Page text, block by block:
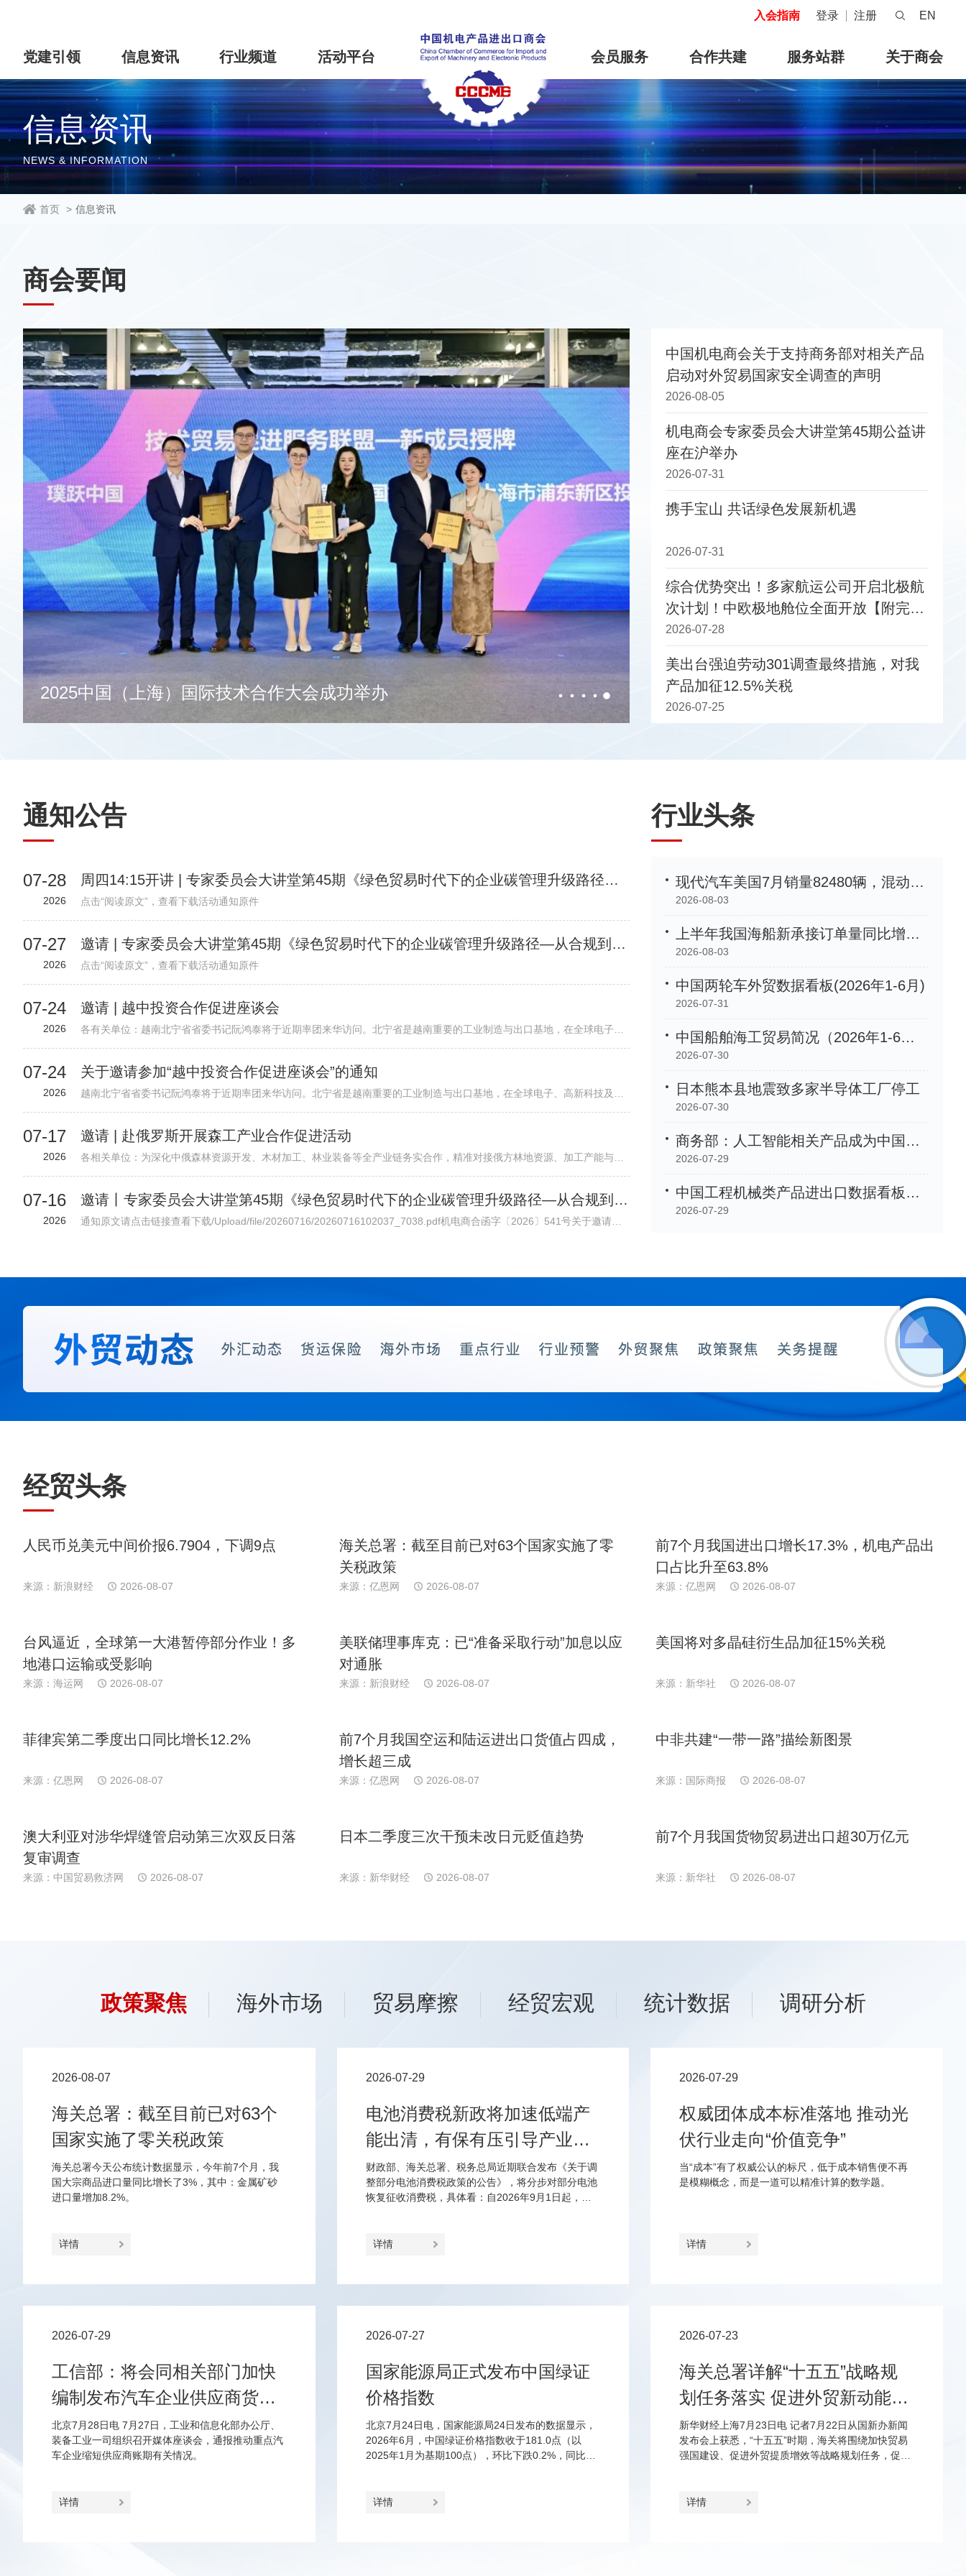
入会指南 登录 注册 EN
党建引领 信息资讯 行业频道 活动平台 会员服务 合作共建 服务站群 关于商会
信息资讯
NEWS & INFORMATION
首页 > 信息资讯
商会要闻
海）国际技术合作大会成功举办 携手宝山 共话绿色发展新机遇
中国机电商会关于支持商务部对相关产品
启动对外贸易国家安全调查的声明
2026-08-05
机电商会专家委员会大讲堂第45期公益讲
座在沪举办
2026-07-31
携手宝山 共话绿色发展新机遇
2026-07-31
综合优势突出！多家航运公司开启北极航
次计划！中欧极地舱位全面开放【附完整
船期表】
2026-07-28
美出台强迫劳动301调查最终措施，对我
产品加征12.5%关税
2026-07-25
通知公告
07-28
2026
周四14:15开讲 | 专家委员会大讲堂第45期《绿色贸易时代下的企业碳管理升级路径—从合规到竞争力》
点击“阅读原文”，查看下载活动通知原件
07-27
2026
邀请 | 专家委员会大讲堂第45期《绿色贸易时代下的企业碳管理升级路径—从合规到竞争力》
点击“阅读原文”，查看下载活动通知原件
07-24
2026
邀请 | 越中投资合作促进座谈会
各有关单位：越南北宁省省委书记阮鸿泰将于近期率团来华访问。北宁省是越南重要的工业制造与出口基地，在全球电子、高新科技及智能制造领域形成了一定产业规模。依托其地理位置、基础设施以及当地政府“与企业同行”...
07-24
2026
关于邀请参加“越中投资合作促进座谈会”的通知
越南北宁省省委书记阮鸿泰将于近期率团来华访问。北宁省是越南重要的工业制造与出口基地，在全球电子、高新科技及智能制造领域形成了一定产业规模。依托其地理位置、基础设施以及当地政府“与企业同行”的投资服务配套机制，北宁省已吸引多家跨国企业入驻，成为外资企业在越南布局的重要选项之一。 为进一步促进中国与越南地方政府间经贸交流合作，加强中国企业对越南北宁省贸易投资环境的了解，北宁省人民委员会和越南驻华大使馆将于8月24日（星期一）在北京共同举办“越中投资合作促进座谈会-北宁省:携手同行共创未来”。会议包括相关领导致辞、北宁省推介片、投资政策推介、实践案例分享、投资证书颁发仪式、省领导总结发言等多个环节，具体安排请见附件活动初步议程。 近年来，机电商会受邀配合越南方面举办多场投资、贸易与旅游促进活动，为两国企业搭建对接平台，推动了双边在经贸、投资等领域的务实合作。受越南驻华使馆委托，机电商会将再次支持本次活动，现邀请与北宁省重点合作领域相关的企业参会并开展交流。请有意参会的企业于8月19日前打开下方链接，或扫描下方二维码在线报名。我会将根据使馆要求进行企业适配度审核，最终参会请以我会邮件通知为准。
07-17
2026
邀请 | 赴俄罗斯开展森工产业合作促进活动
各相关单位：为深化中俄森林资源开发、木材加工、林业装备等全产业链务实合作，精准对接俄方林地资源、加工产能与对华合作政策，我会拟组织行业企业于2026年7月底赴俄罗斯开展林业专项商务考察。目前境外详细行程、...
07-16
2026
邀请丨专家委员会大讲堂第45期《绿色贸易时代下的企业碳管理升级路径—从合规到竞争力》公益讲座
通知原文请点击链接查看下载/Upload/file/20260716/20260716102037_7038.pdf机电商合函字〔2026〕541号关于邀请参加中国机电商会专家委员会大讲堂第45期公益讲座《绿色贸易时代下的企业碳管理升级路径—从合规到竞争力》的函各有关单位： 党的十八大以来，党中央实施积极应对气候变化国家战略，作出实现碳达峰碳中和的重大战略决策。中国机电产品进出口商会（以下简称“机电商会”）积极落实党中央决策部署，始终致力于提升企业
行业头条
现代汽车美国7月销量82480辆，混动车型增长35%创新高
2026-08-03
上半年我国海船新承接订单量同比增长105.2%
2026-08-03
中国两轮车外贸数据看板(2026年1-6月)
2026-07-31
中国船舶海工贸易简况（2026年1-6月）
2026-07-30
日本熊本县地震致多家半导体工厂停工
2026-07-30
商务部：人工智能相关产品成为中国外贸「新名片」
2026-07-29
中国工程机械类产品进出口数据看板（2026年1-6月）
2026-07-29
经贸头条
人民币兑美元中间价报6.7904，下调9点
来源：新浪财经 2026-08-07
海关总署：截至目前已对63个国家实施了零
关税政策
来源：亿恩网 2026-08-07
前7个月我国进出口增长17.3%，机电产品出
口占比升至63.8%
来源：亿恩网 2026-08-07
台风逼近，全球第一大港暂停部分作业！多
地港口运输或受影响
来源：海运网 2026-08-07
美联储理事库克：已“准备采取行动”加息以应
对通胀
来源：新浪财经 2026-08-07
美国将对多晶硅衍生品加征15%关税
来源：新华社 2026-08-07
菲律宾第二季度出口同比增长12.2%
来源：亿恩网 2026-08-07
前7个月我国空运和陆运进出口货值占四成，
增长超三成
来源：亿恩网 2026-08-07
中非共建“一带一路”描绘新图景
来源：国际商报 2026-08-07
澳大利亚对涉华焊缝管启动第三次双反日落
复审调查
来源：中国贸易救济网 2026-08-07
日本二季度三次干预未改日元贬值趋势
来源：新华财经 2026-08-07
前7个月我国货物贸易进出口超30万亿元
来源：新华社 2026-08-07
政策聚焦 海外市场 贸易摩擦 经贸宏观 统计数据 调研分析
2026-08-07
海关总署：截至目前已对63个
国家实施了零关税政策
海关总署今天公布统计数据显示，今年前7个月，我
国大宗商品进口量同比增长了3%，其中：金属矿砂
进口量增加8.2%。
详情
2026-07-29
电池消费税新政将加速低端产
能出清，有保有压引导产业优
化结构
财政部、海关总署、税务总局近期联合发布《关于调
整部分电池消费税政策的公告》，将分步对部分电池
恢复征收消费税，具体看：自2026年9月1日起，对
电池延至2027年4月1日起征2%、2028年4月1日起征
详情
2026-07-29
权威团体成本标准落地 推动光
伏行业走向“价值竞争”
当“成本”有了权威公认的标尺，低于成本销售便不再
是模糊概念，而是一道可以精准计算的数学题。
详情
2026-07-29
工信部：将会同相关部门加快
编制发布汽车企业供应商货款
支付规范指引
北京7月28日电 7月27日，工业和信息化部办公厅、
装备工业一司组织召开媒体座谈会，通报推动重点汽
车企业缩短供应商账期有关情况。
详情
2026-07-27
国家能源局正式发布中国绿证
价格指数
北京7月24日电，国家能源局24日发布的数据显示，
2026年6月，中国绿证价格指数收于181.0点（以
2025年1月为基期100点），环比下跌0.2%，同比上
详情
2026-07-23
海关总署详解“十五五”战略规
划任务落实 促进外贸新动能更
加壮大、进出口更加协调
新华财经上海7月23日电 记者7月22日从国新办新闻
发布会上获悉，“十五五”时期，海关将围绕加快贸易
强国建设、促进外贸提质增效等战略规划任务，促进
详情